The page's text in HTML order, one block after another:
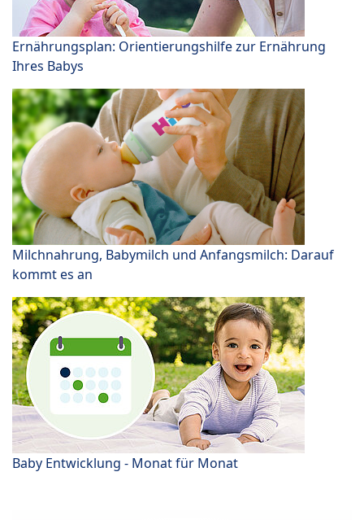
Ernährungsplan: Orientierungshilfe zur Ernährung
Ihres Babys
Milchnahrung, Babymilch und Anfangsmilch: Darauf
kommt es an
Baby Entwicklung - Monat für Monat